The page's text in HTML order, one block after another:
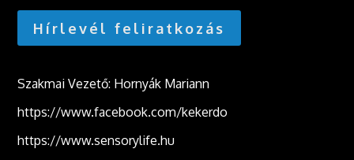
Hírlevél feliratkozás
Szakmai Vezető: Hornyák Mariann
https://www.facebook.com/kekerdo
https://www.sensorylife.hu